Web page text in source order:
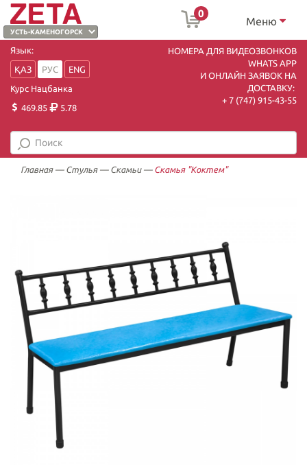
0
Меню
Язык:
ҚАЗ
РУС
ENG
Курс Нацбанка
469.85
5.78
НОМЕРА ДЛЯ ВИДЕОЗВОНКОВ
WHATS APP
И ОНЛАЙН ЗАЯВОК НА
ДОСТАВКУ:
+ 7 (747) 915-43-55
Главная— Стулья— Скамьи— Скамья "Коктем"